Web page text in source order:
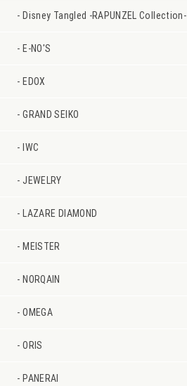
Disney Tangled -RAPUNZEL Collection-
E-NO'S
EDOX
GRAND SEIKO
IWC
JEWELRY
LAZARE DIAMOND
MEISTER
NORQAIN
OMEGA
ORIS
PANERAI